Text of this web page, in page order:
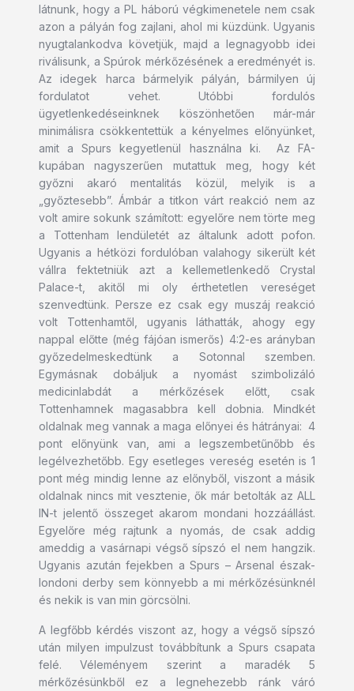
látnunk, hogy a PL háború végkimenetele nem csak
azon a pályán fog zajlani, ahol mi küzdünk. Ugyanis
nyugtalankodva követjük, majd a legnagyobb idei
riválisunk, a Spúrok mérkőzésének a eredményét is.
Az idegek harca bármelyik pályán, bármilyen új
fordulatot vehet. Utóbbi fordulós
ügyetlenkedéseinknek köszönhetően már-már
minimálisra csökkentettük a kényelmes előnyünket,
amit a Spurs kegyetlenül használna ki. Az FA-
kupában nagyszerűen mutattuk meg, hogy két
győzni akaró mentalitás közül, melyik is a
„győztesebb”. Ámbár a titkon várt reakció nem az
volt amire sokunk számított: egyelőre nem törte meg
a Tottenham lendületét az általunk adott pofon.
Ugyanis a hétközi fordulóban valahogy sikerült két
vállra fektetniük azt a kellemetlenkedő Crystal
Palace-t, akitől mi oly érthetetlen vereséget
szenvedtünk. Persze ez csak egy muszáj reakció
volt Tottenhamtől, ugyanis láthatták, ahogy egy
nappal előtte (még fájóan ismerős) 4:2-es arányban
győzedelmeskedtünk a Sotonnal szemben.
Egymásnak dobáljuk a nyomást szimbolizáló
medicinlabdát a mérkőzések előtt, csak
Tottenhamnek magasabbra kell dobnia. Mindkét
oldalnak meg vannak a maga előnyei és hátrányai: 4
pont előnyünk van, ami a legszembetűnőbb és
legélvezhetőbb. Egy esetleges vereség esetén is 1
pont még mindig lenne az előnyből, viszont a másik
oldalnak nincs mit vesztenie, ők már betolták az ALL
IN-t jelentő összeget akarom mondani hozzáállást.
Egyelőre még rajtunk a nyomás, de csak addig
ameddig a vasárnapi végső sípszó el nem hangzik.
Ugyanis azután fejekben a Spurs – Arsenal észak-
londoni derby sem könnyebb a mi mérkőzésünknél
és nekik is van min görcsölni.
A legfőbb kérdés viszont az, hogy a végső sípszó
után milyen impulzust továbbítunk a Spurs csapata
felé. Véleményem szerint a maradék 5
mérkőzésünkből ez a legnehezebb ránk váró